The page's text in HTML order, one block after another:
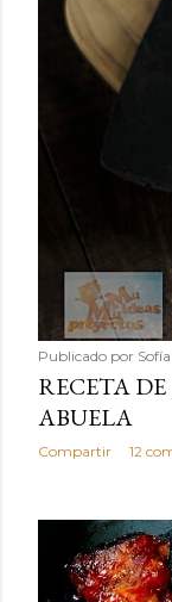
Publicado por
RECETA
ABUELA
Compartir 12